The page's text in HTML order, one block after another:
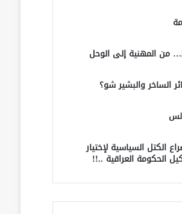
من المهنية إلى الوحل
الساخر والبشير شو؟
الكتل السياسية لإختيار
الحكومة العراقية ..!!